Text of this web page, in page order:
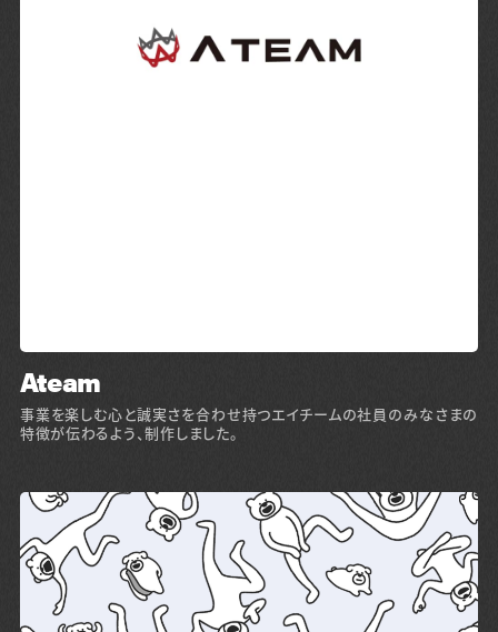
Ateam
事業を楽しむ心と誠実さを合わせ持つエイチームの社員のみなさまの
特徴が伝わるよう、制作しました。